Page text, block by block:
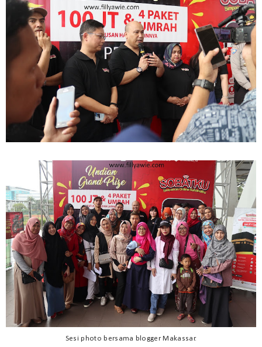
Sesi photo bersama blogger Makassar.